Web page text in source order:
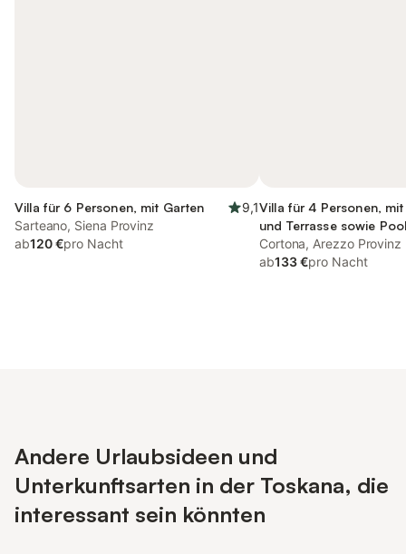
Villa für 6 Personen, mit Garten
9,1
Sarteano, Siena Provinz
ab120 €pro Nacht
Villa für 4 Personen,
und Terrasse sowie
Cortona, Arezzo Provinz
ab133 €pro Nacht
Andere Urlaubsideen und
Unterkunftsarten in der Toskana, die
interessant sein könnten